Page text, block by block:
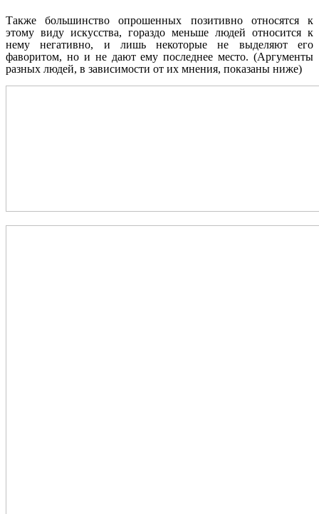
Также большинство опрошенных позитивно относятся к
этому виду искусства, гораздо меньше людей относится к
нему негативно, и лишь некоторые не выделяют его
фаворитом, но и не дают ему последнее место. (Аргументы
разных людей, в зависимости от их мнения, показаны ниже)